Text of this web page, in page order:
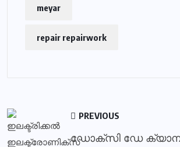
meyar
repair repairwork
PREVIOUS
ഡോക്സി ഡേ